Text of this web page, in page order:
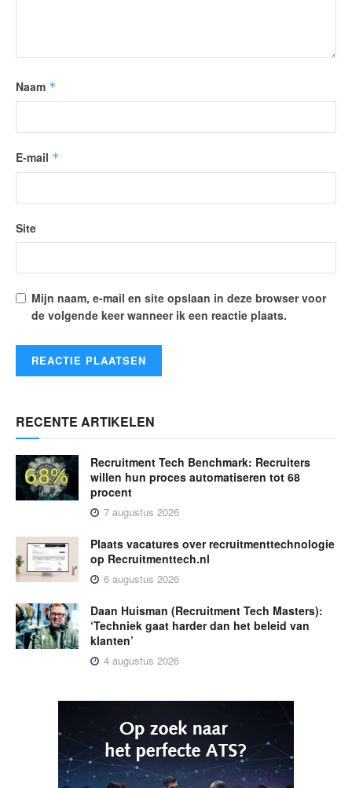
Naam *
E-mail *
Site
Mijn naam, e-mail en site opslaan in deze browser voor
de volgende keer wanneer ik een reactie plaats.
RECENTE ARTIKELEN
Recruitment Tech Benchmark: Recruiters
willen hun proces automatiseren tot 68
procent
7 augustus 2026
Plaats vacatures over recruitmenttechnologie
op Recruitmenttech.nl
6 augustus 2026
Daan Huisman (Recruitment Tech Masters):
‘Techniek gaat harder dan het beleid van
klanten’
4 augustus 2026